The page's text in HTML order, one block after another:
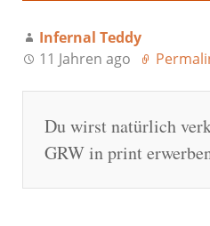
Infernal Teddy
11 Jahren ago
Du wirst natürlich
GRW in print